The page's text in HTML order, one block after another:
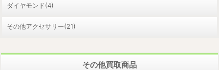
ダイヤモンド(4)
その他アクセサリー(21)
その他買取商品